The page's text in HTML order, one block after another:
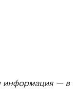
информация — в